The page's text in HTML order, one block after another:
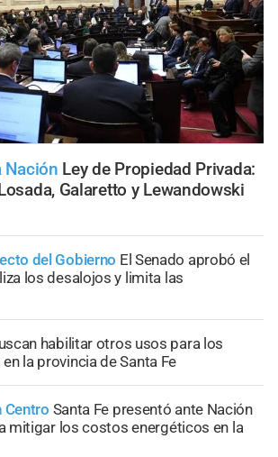
Nación Ley de Propiedad Privada:
Galaretto y Lewandowski
del Gobierno El Senado aprobó el
los desalojos y limita las
habilitar otros usos para los
la provincia de Santa Fe
Centro Santa Fe presentó ante Nación
mitigar los costos energéticos en la